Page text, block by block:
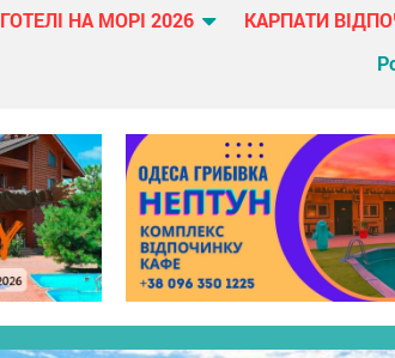
ГОТЕЛІ НА МОРІ 2026 КАРПАТИ